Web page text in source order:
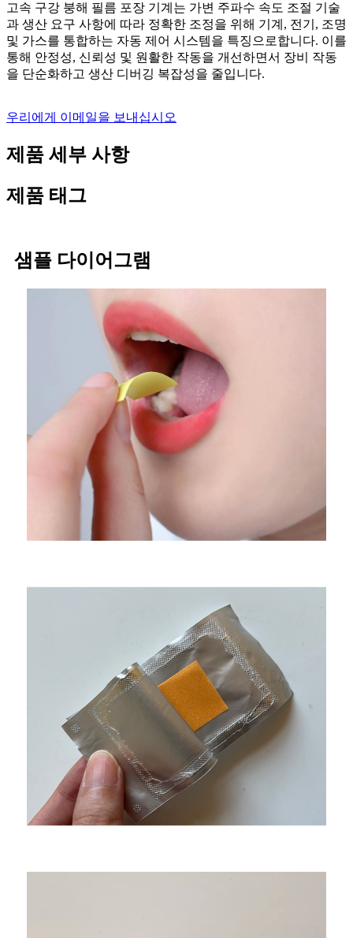
고속 구강 붕해 필름 포장 기계는 가변 주파수 속도 조절 기술
과 생산 요구 사항에 따라 정확한 조정을 위해 기계, 전기, 조명
및 가스를 통합하는 자동 제어 시스템을 특징으로합니다. 이를
통해 안정성, 신뢰성 및 원활한 작동을 개선하면서 장비 작동
을 단순화하고 생산 디버깅 복잡성을 줄입니다.
우리에게 이메일을 보내십시오
제품 세부 사항
제품 태그
샘플 다이어그램